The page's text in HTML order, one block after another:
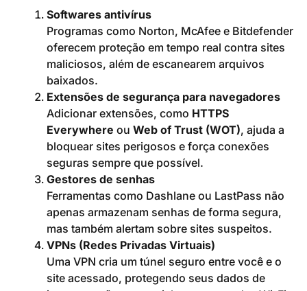
Softwares antivírus
Programas como Norton, McAfee e Bitdefender
oferecem proteção em tempo real contra sites
maliciosos, além de escanearem arquivos
baixados.
Extensões de segurança para navegadores
Adicionar extensões, como HTTPS
Everywhere ou Web of Trust (WOT), ajuda a
bloquear sites perigosos e força conexões
seguras sempre que possível.
Gestores de senhas
Ferramentas como Dashlane ou LastPass não
apenas armazenam senhas de forma segura,
mas também alertam sobre sites suspeitos.
VPNs (Redes Privadas Virtuais)
Uma VPN cria um túnel seguro entre você e o
site acessado, protegendo seus dados de